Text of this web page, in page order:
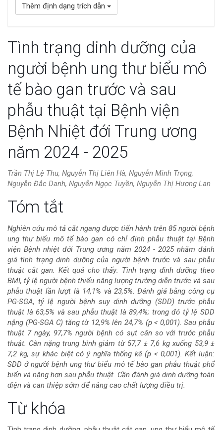
Thêm định dạng trích dẫn
Tình trạng dinh dưỡng của
người bệnh ung thư biểu mô
tế bào gan trước và sau
phẫu thuật tại Bệnh viện
Bệnh Nhiệt đới Trung ương
năm 2024 - 2025
Trần Thị Lệ Thu, Nguyễn Thị Liên Hà, Nguyễn Minh Trọng,
Nguyễn Đắc Danh, Nguyễn Ngọc Tuyền, Nguyễn Thị Hương Lan
Nội
dung
chính
của
bài
viết
Tóm tắt
Nghiên cứu mô tả cắt ngang được tiến hành trên 85 người bệnh
ung thư biểu mô tế bào gan có chỉ định phẫu thuật tại Bệnh
viện Bệnh nhiệt đới Trung ương năm 2024 - 2025 nhằm đánh
giá tình trạng dinh dưỡng của người bệnh trước và sau phẫu
thuật cắt gan. Kết quả cho thấy: Tình trạng dinh dưỡng theo
BMI, tỷ lệ người bệnh thiếu năng lượng trường diễn trước và sau
phẫu thuật lần lượt là 14,1% và 23,5%. Đánh giá bằng công cụ
PG-SGA, tỷ lệ người bệnh suy dinh dưỡng (SDD) trước phẫu
thuật là 63,5% và sau phẫu thuật là 89,4%; trong đó tỷ lệ SDD
nặng (PG-SGA C) tăng từ 12,9% lên 24,7% (p < 0,001). Sau phẫu
thuật 7 ngày, 97,7% người bệnh có sụt cân so với trước phẫu
thuật. Cân nặng trung bình giảm từ 57,7 ± 7,6 kg xuống 53,9 ±
7,2 kg, sự khác biệt có ý nghĩa thống kê (p < 0,001). Kết luận:
SDD ở người bệnh ung thư biểu mô tế bào gan phẫu thuật phổ
biến và nặng hơn sau phẫu thuật. Cần đánh giá dinh dưỡng toàn
diện và can thiệp sớm để nâng cao chất lượng điều trị.
Chi
Từ khóa